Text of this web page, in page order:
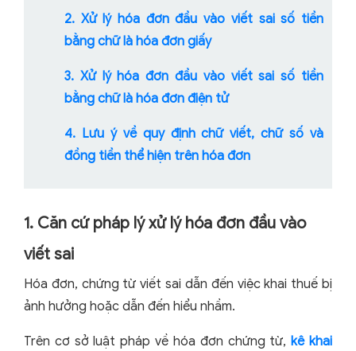
2. Xử lý hóa đơn đầu vào viết sai số tiền
bằng chữ là hóa đơn giấy
3. Xử lý hóa đơn đầu vào viết sai số tiền
bằng chữ là hóa đơn điện tử
4. Lưu ý về quy định chữ viết, chữ số và
đồng tiền thể hiện trên hóa đơn
1. Căn cứ pháp lý xử lý hóa đơn đầu vào
viết sai
Hóa đơn, chứng từ viết sai dẫn đến việc khai thuế bị
ảnh hưởng hoặc dẫn đến hiểu nhầm.
Trên cơ sở luật pháp về hóa đơn chứng từ,kê khai